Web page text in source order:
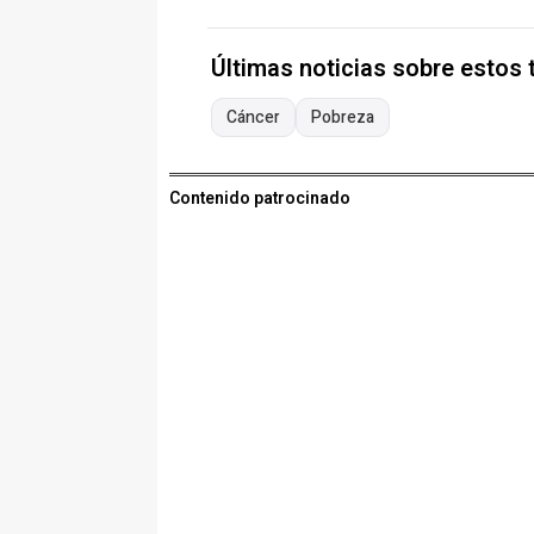
Últimas noticias sobre estos
Cáncer Pobreza
Contenido patrocinado